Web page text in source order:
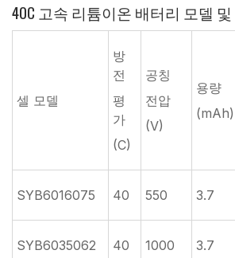
40C 고속 리튬이온 배터리 모델
셀 모델
방
전
평
가
(C)
공칭
전압
(V)
용량
(mAh)
SYB6016075 40 550 3.7
SYB6035062 40 1000 3.7